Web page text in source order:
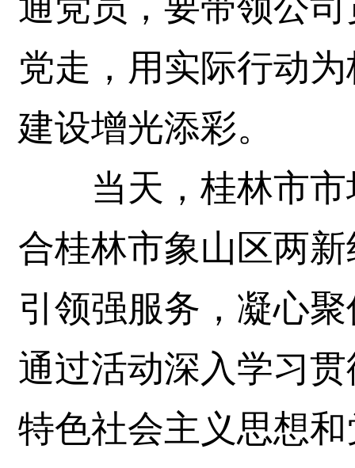
党走，用实际行动
建设增光添彩。
当天，桂林市市
合桂林市象山区两
引领强服务，凝心
通过活动深入学习
特色社会主义思想